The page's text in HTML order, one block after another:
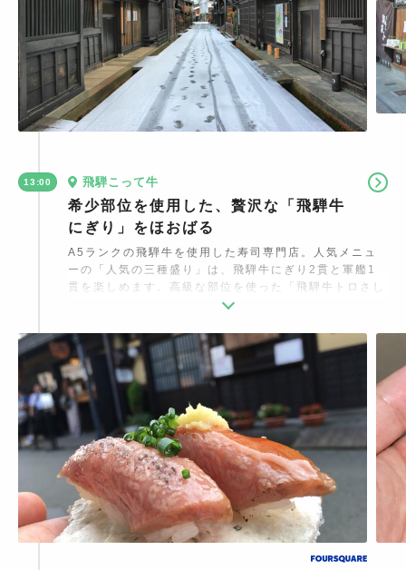
13:00 飛騨こって牛
希少部位を使用した、贅沢な「飛騨牛
にぎり」をほおばる
A5ランクの飛騨牛を使用した寿司専門店。人気メニュ
ーの「人気の三種盛り」は、飛騨牛にぎり2貫と軍艦1
貫を楽しめます。高級な部位を使った「飛騨牛トロさし
にぎり」など、贅沢グルメを気軽に食べ歩きできるのが
姿が人気です。イートインスペースを併設しているの
で、ゆっくり味わいたい方にもおすすめ。